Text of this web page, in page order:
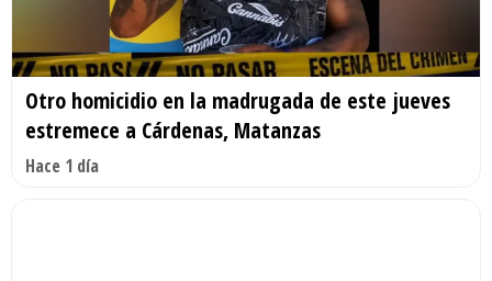
Otro homicidio en la madrugada de este jueves
estremece a Cárdenas, Matanzas
Hace 1 día